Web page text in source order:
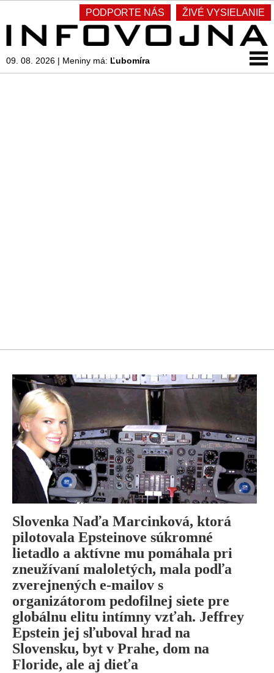
PODPORTE NÁS ŽIVÉ VYSIELANIE
09. 08. 2026 | Meniny má: Ľubomíra
Slovenka Naďa Marcinková, ktorá
pilotovala Epsteinove súkromné
lietadlo a aktívne mu pomáhala pri
zneužívaní maloletých, mala podľa
zverejnených e-mailov s
organizátorom pedofilnej siete pre
globálnu elitu intímny vzťah. Jeffrey
Epstein jej sľuboval hrad na
Slovensku, byt v Prahe, dom na
Floride, ale aj dieťa